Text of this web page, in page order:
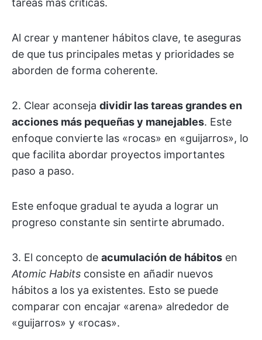
tareas más críticas.
Al crear y mantener hábitos clave, te aseguras
de que tus principales metas y prioridades se
aborden de forma coherente.
2. Clear aconseja dividir las tareas grandes en
acciones más pequeñas y manejables. Este
enfoque convierte las «rocas» en «guijarros», lo
que facilita abordar proyectos importantes
paso a paso.
Este enfoque gradual te ayuda a lograr un
progreso constante sin sentirte abrumado.
3. El concepto de acumulación de hábitos en
Atomic Habits consiste en añadir nuevos
hábitos a los ya existentes. Esto se puede
comparar con encajar «arena» alrededor de
«guijarros» y «rocas».